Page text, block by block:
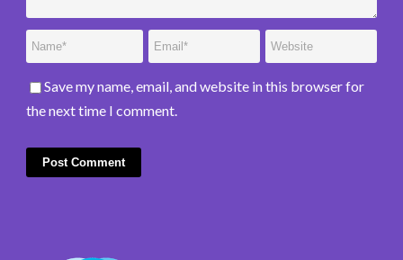
Save my name, email, and website in this browser for
the next time I comment.